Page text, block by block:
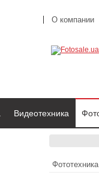
О компании
Видеотехника
Фототехника